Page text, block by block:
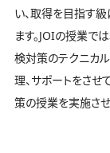
い、取得を目指す
ます。JOIの授業で
検対策のテクニカ
理、サポートをさ
策の授業を実施させ